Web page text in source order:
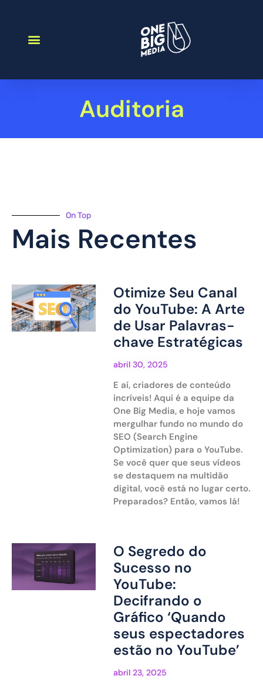
Auditoria
On Top
Mais Recentes
Otimize Seu Canal
do YouTube: A Arte
de Usar Palavras-
chave Estratégicas
abril 30, 2025
E aí, criadores de conteúdo
incríveis! Aqui é a equipe da
One Big Media, e hoje vamos
mergulhar fundo no mundo do
SEO (Search Engine
Optimization) para o YouTube.
Se você quer que seus vídeos
se destaquem na multidão
digital, você está no lugar certo.
Preparados? Então, vamos lá!
O Segredo do
Sucesso no
YouTube:
Decifrando o
Gráfico ‘Quando
seus espectadores
estão no YouTube’
abril 23, 2025